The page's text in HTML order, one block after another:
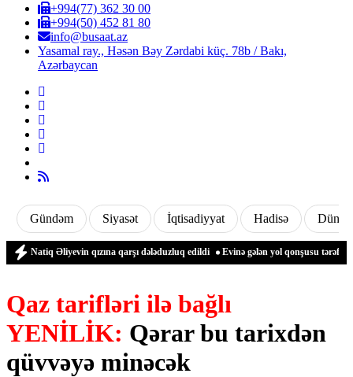
+994(77) 362 30 00
+994(50) 452 81 80
info@busaat.az
Yasamal ray., Həsən Bəy Zərdabi küç. 78b / Bakı,
Azərbaycan
Gündəm Siyasət İqtisadiyyat Hadisə Dünya
Əliyevin qızına qarşı dələduzluq edildi Evinə gələn yol qonşusu tərəfindən
Qaz tarifləri ilə bağlı
YENİLİK: Qərar bu tarixdən
qüvvəyə minəcək